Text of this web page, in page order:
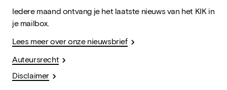
Iedere maand ontvang je het laatste nieuws van het KIK in
je mailbox.
Lees meer over onze nieuwsbrief
Auteursrecht
Disclaimer